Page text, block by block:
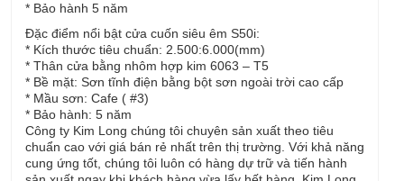
* Bảo hành 5 năm
Đặc điểm nổi bật cửa cuốn siêu êm S50i:
* Kích thước tiêu chuẩn: 2.500:6.000(mm)
* Thân cửa bằng nhôm hợp kim 6063 – T5
* Bề mặt: Sơn tĩnh điện bằng bột sơn ngoài trời cao cấp
* Mầu sơn: Cafe ( #3)
* Bảo hành: 5 năm
Công ty Kim Long chúng tôi chuyên sản xuất theo tiêu
chuẩn cao với giá bán rẻ nhất trên thị trường. Với khả năng
cung ứng tốt, chúng tôi luôn có hàng dự trữ và tiến hành